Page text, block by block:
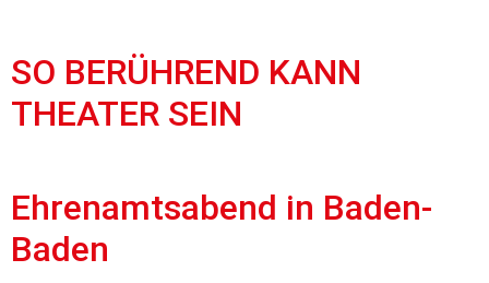
SO BERÜHREND KANN
THEATER SEIN
Ehrenamtsabend in Baden-
Baden